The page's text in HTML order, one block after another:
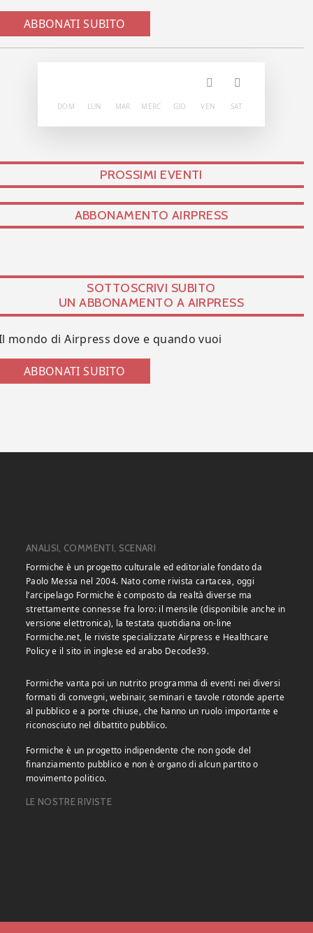
ABBONATI SUBITO
DOM LUN MAR MERC GIO VEN SAT
PROSSIMI EVENTI
ABBONAMENTO AIRPRESS
SOTTOSCRIVI SUBITO
UN ABBONAMENTO A AIRPRESS
mondo di Airpress dove e quando vuoi
ABBONATI SUBITO
ANALISI, COMMENTI, SCENARI
Formiche è un progetto culturale ed editoriale fondato da
Paolo Messa nel 2004. Nato come rivista cartacea, oggi
l’arcipelago Formiche è composto da realtà diverse ma
strettamente connesse fra loro: il mensile (disponibile anche in
versione elettronica), la testata quotidiana on-line
Formiche.net, le riviste specializzate Airpress e Healthcare
Policy e il sito in inglese ed arabo Decode39.
Formiche vanta poi un nutrito programma di eventi nei diversi
formati di convegni, webinair, seminari e tavole rotonde aperte
al pubblico e a porte chiuse, che hanno un ruolo importante e
riconosciuto nel dibattito pubblico.
Formiche è un progetto indipendente che non gode del
finanziamento pubblico e non è organo di alcun partito o
movimento politico.
LE NOSTRE RIVISTE